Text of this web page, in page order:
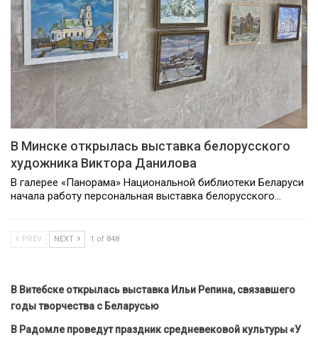
В Минске открылась выставка белорусского
художника Виктора Данилова
В галерее «Панорама» Национальной библиотеки Беларуси
начала работу персональная выставка белорусского…
PREV NEXT 1 of 848
В Витебске открылась выставка Ильи Репина, связавшего
годы творчества с Беларусью
В Радомле проведут праздник средневековой культуры «У